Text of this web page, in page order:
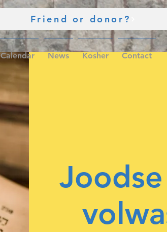
Friend or donor?
Calendar News Kosher Contact